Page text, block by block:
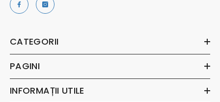
CATEGORII
PAGINI
INFORMAȚII UTILE